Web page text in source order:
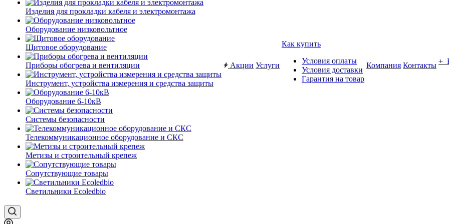
Изделия для прокладки кабеля и электромонтажа
Оборудование низковольтное
Щитовое оборудование
Приборы обогрева и вентиляции
Инструмент, устройства измерения и средства защиты
Оборудование 6-10кВ
Системы безопасности
Телекоммуникационное оборудование и СКС
Метизы и строительный крепеж
Сопутствующие товары
Светильники Ecoledbio
Акции Услуги
Как купить
Условия оплаты
Условия доставки
Гарантия на товар
Компания Контакты +